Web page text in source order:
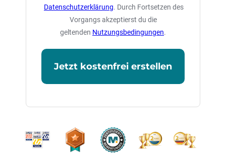
Datenschutzerklärung. Durch Fortsetzen des
Vorgangs akzeptierst du die
geltenden Nutzungsbedingungen.
Jetzt kostenfrei erstellen